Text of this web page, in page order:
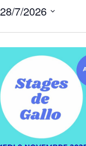
28/7/2026